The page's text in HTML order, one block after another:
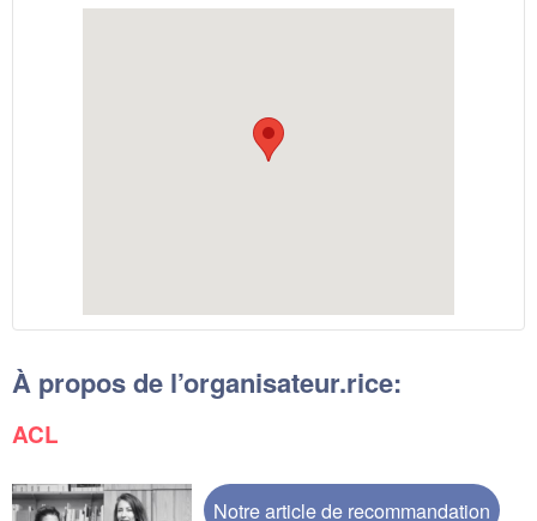
À propos de l’organisateur.rice:
ACL
Notre article de recommandation